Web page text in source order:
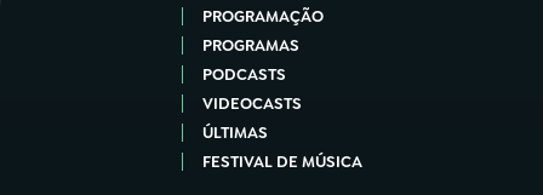
PROGRAMAÇÃO
PROGRAMAS
PODCASTS
VIDEOCASTS
ÚLTIMAS
FESTIVAL DE MÚSICA